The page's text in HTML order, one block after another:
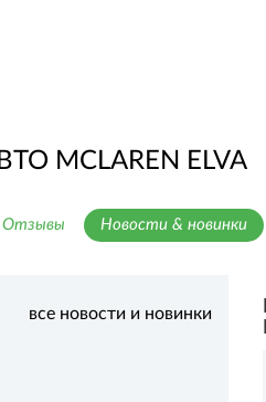
MCLAREN ELVA
Отзывы Новости & новинки
все новости и новинки